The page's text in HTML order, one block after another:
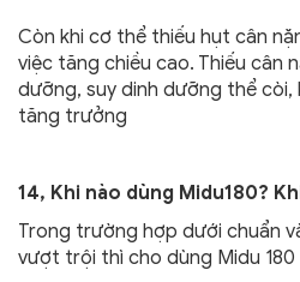
Còn khi cơ thể thiếu hụt cân
việc tăng chiều cao. Thiếu cân
dưỡng, suy dinh dưỡng thể
tăng trưởng
14, Khi nào dùng Midu180?
Trong trường hợp dưới chuẩn
vượt trội thì cho dùng Midu 180